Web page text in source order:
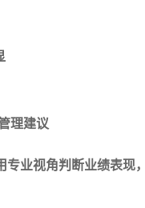
理建议
业视角判断业绩表现